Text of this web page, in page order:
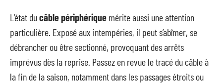
L’état ducâble périphérique mérite aussi une attention
particulière. Exposé aux intempéries, il peut s’abîmer, se
débrancher ou être sectionné, provoquant des arrêts
imprévus dès la reprise. Passez en revue le tracé du câble à
la fin de la saison, notamment dans les passages étroits ou